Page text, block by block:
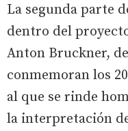
La segunda parte
dentro del
Anton Bruckner,
conmemoran los
al que se rinde
la interpretación